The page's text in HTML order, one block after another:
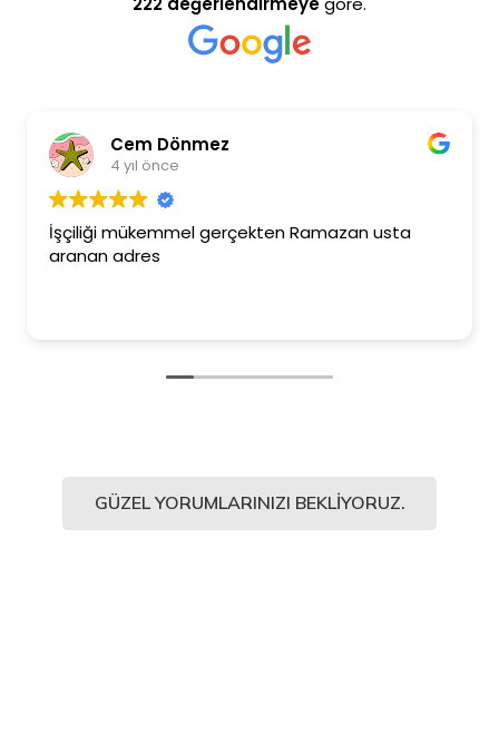
Cem Dönmez
4 yıl önce
İşçiliği mükemmel gerçekten Ramazan usta
aranan adres
GÜZEL YORUMLARINIZI BEKLIYORUZ.